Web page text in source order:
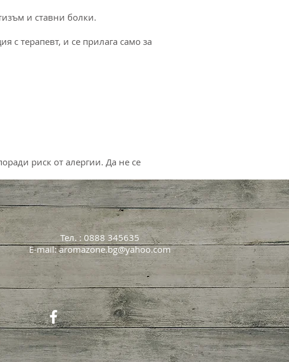
и ставни болки.
с терапевт, и се прилага само за
риск от алергии. Да не се
Тел. : 0888 345635
E-mail:aromazone.bg@yahoo.com